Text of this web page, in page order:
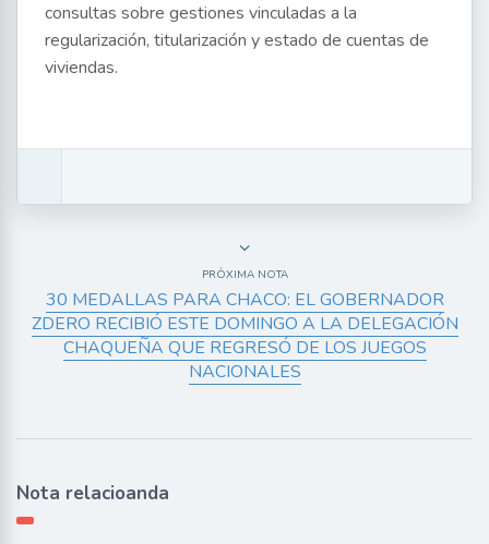
consultas sobre gestiones vinculadas a la
regularización, titularización y estado de cuentas de
viviendas.
PRÓXIMA NOTA
30 MEDALLAS PARA CHACO: EL GOBERNADOR
ZDERO RECIBIÓ ESTE DOMINGO A LA DELEGACIÓN
CHAQUEÑA QUE REGRESÓ DE LOS JUEGOS
NACIONALES
Nota relacioanda